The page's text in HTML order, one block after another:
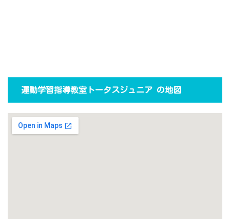
運動学習指導教室トータスジュニア の地図